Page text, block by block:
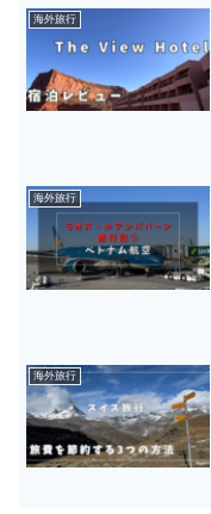
海外旅行
海外旅行
海外旅行